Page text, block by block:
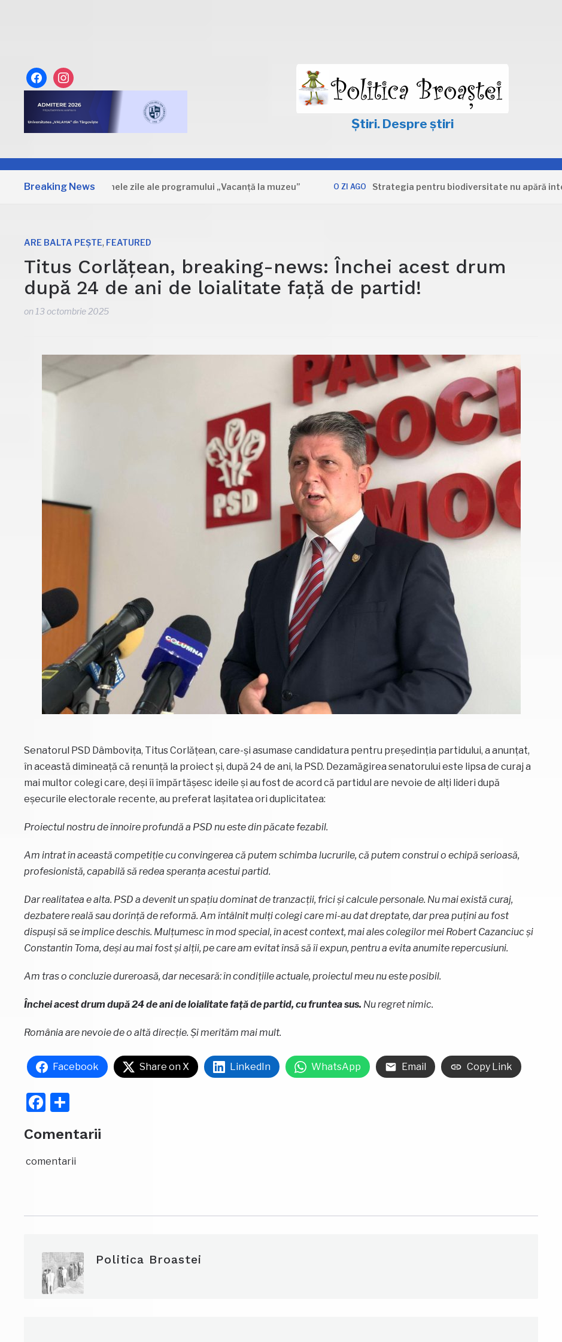
facebookinstagram
Știri. Despre știri
Breaking News
Dâmbovița: Primele zile ale programului „Vacanță la muzeu” O ZI AGO Strategia pentru biodiversitate nu apără
ARE BALTA PEȘTE, FEATURED
Titus Corlățean, breaking-news: Închei acest drum
după 24 de ani de loialitate față de partid!
on 13 octombrie 2025
Senatorul PSD Dâmbovița, Titus Corlățean, care-și asumase candidatura pentru președinția partidului, a anunțat,
în această dimineață că renunță la proiect și, după 24 de ani, la PSD. Dezamăgirea senatorului este lipsa de curaj a
mai multor colegi care, deși îi împărtășesc ideile și au fost de acord că partidul are nevoie de alți lideri după
eșecurile electorale recente, au preferat lașitatea ori duplicitatea:
Proiectul nostru de înnoire profundă a PSD nu este din păcate fezabil.
Am intrat în această competiție cu convingerea că putem schimba lucrurile, că putem construi o echipă serioasă,
profesionistă, capabilă să redea speranța acestui partid.
Dar realitatea e alta. PSD a devenit un spațiu dominat de tranzacții, frici și calcule personale. Nu mai există curaj,
dezbatere reală sau dorință de reformă. Am întâlnit mulți colegi care mi-au dat dreptate, dar prea puțini au fost
dispuși să se implice deschis. Mulțumesc în mod special, în acest context, mai ales colegilor mei Robert Cazanciuc și
Constantin Toma, deși au mai fost și alții, pe care am evitat însă să îi expun, pentru a evita anumite repercusiuni.
Am tras o concluzie dureroasă, dar necesară: în condițiile actuale, proiectul meu nu este posibil.
Închei acest drum după 24 de ani de loialitate față de partid, cu fruntea sus. Nu regret nimic.
România are nevoie de o altă direcție.Și merităm mai mult.
Facebook Share on X LinkedIn WhatsApp Email Copy Link
Facebook
Comentarii
comentarii
Politica Broastei